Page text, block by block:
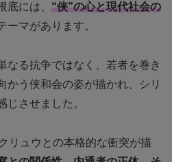
底には、 “侠”の心と現代社会の
ーマがあります。
なる抗争ではなく、若者を巻き
かう侠和会の姿が描かれ、シリ
じさせました。
リュウとの本格的な衝突が描